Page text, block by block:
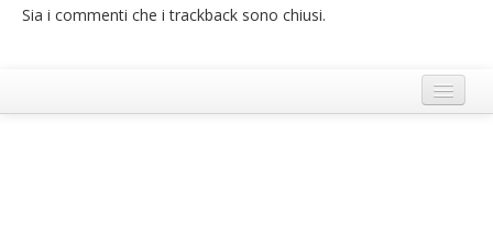
Sia i commenti che i trackback sono chiusi.